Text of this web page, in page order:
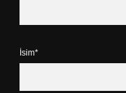
İsim*